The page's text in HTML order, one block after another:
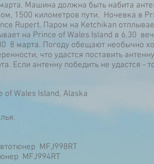
Машина должна быть набита
1500 километров пути. Ночевка в
Rupert. Паром на Ketchikan
на Prince of Wales Island в 6.30
8 марта. Погоду обещают необычно
что удастся поставить
Если антенну победить не удастся -
of Wales Island, Alaska
MFJ998RT
MFJ994RT